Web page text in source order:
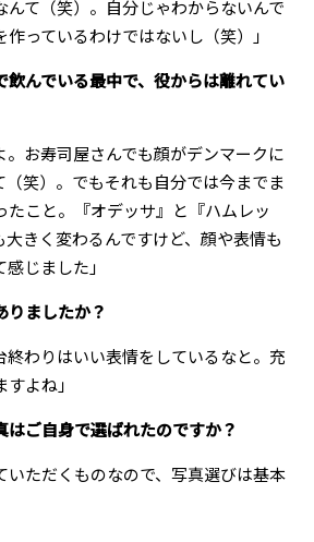
んて（笑）。自分じゃわからないんで
っているわけではないし（笑）」
飲んでいる最中で、役からは離れてい
。お寿司屋さんでも顔がデンマークに
（笑）。でもそれも自分では今までま
たこと。『オデッサ』と『ハムレッ
大きく変わるんですけど、顔や表情も
じました」
りましたか？
終わりはいい表情をしているなと。充
よね」
はご自身で選ばれたのですか？
いただくものなので、写真選びは基本